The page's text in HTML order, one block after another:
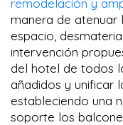
manera de atenuar
espacio,
intervención
del hotel de todos
añadidos y unificar
estableciendo una
soporte los